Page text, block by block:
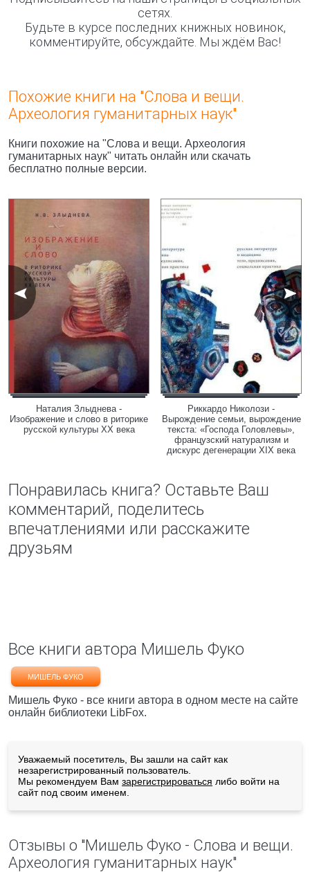
сетях.
Будьте в курсе последних книжных новинок,
комментируйте, обсуждайте. Мы ждём Вас!
Похожие книги на "Слова и вещи.
Археология гуманитарных наук"
Книги похожие на "Слова и вещи. Археология
гуманитарных наук" читать онлайн или скачать
бесплатно полные версии.
Наталия Злыднева -
Изображение и слово в риторике
русской культуры ХХ века
Риккардо Николози -
Вырождение семьи, вырождение
текста: «Господа Головлевы»,
французский натурализм и
дискурс дегенерации XIX века
Понравилась книга? Оставьте Ваш
комментарий, поделитесь
впечатлениями или расскажите
друзьям
Все книги автора Мишель Фуко
МИШЕЛЬ ФУКО
Мишель Фуко - все книги автора в одном месте на сайте
онлайн библиотеки LibFox.
Уважаемый посетитель, Вы зашли на сайт как
незарегистрированный пользователь.
Мы рекомендуем Вам зарегистрироваться либо войти на
сайт под своим именем.
Отзывы о "Мишель Фуко - Слова и вещи.
Археология гуманитарных наук"